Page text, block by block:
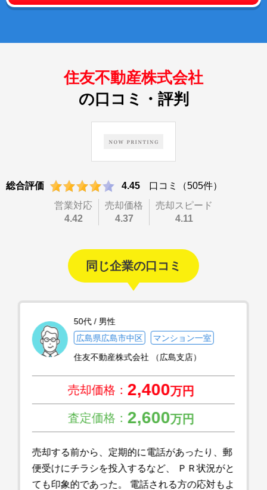
住友不動産株式会社
の口コミ・評判
総合評価 4.45
口コミ（505件）
営業対応
4.42
売却価格
4.37
売却スピード
4.11
同じ企業の口コミ
50代 / 男性
広島県広島市中区
マンション一室
住友不動産株式会社 （広島支店）
売却価格： 2,400万円
査定価格： 2,600万円
売却する前から、定期的に電話があったり、郵
便受けにチラシを投入するなど、 ＰＲ状況がと
ても印象的であった。 電話される方の応対もよ